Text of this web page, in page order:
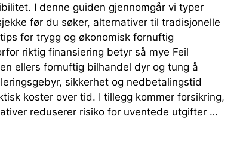
I denne guiden gjennomgår vi typer
før du søker, alternativer til tradisjonelle
for trygg og økonomisk fornuftig
riktig finansiering betyr så mye Feil
ellers fornuftig bilhandel dyr og tung å
sikkerhet og nedbetalingstid
koster over tid. I tillegg kommer forsikring,
reduserer risiko for uventede utgifter …